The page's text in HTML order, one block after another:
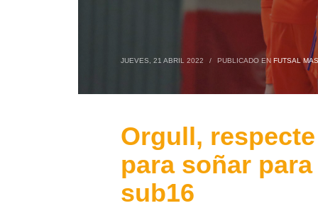
JUEVES, 21 ABRIL 2022 / PUBLICADO EN FUTSAL
Orgull,
para soñar
sub16